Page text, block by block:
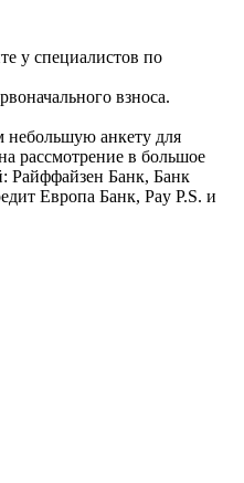
у специалистов по
взноса.
анкету для
рассмотрение в большое
Райффайзен Банк, Банк
Европа Банк, Pay P.S. и